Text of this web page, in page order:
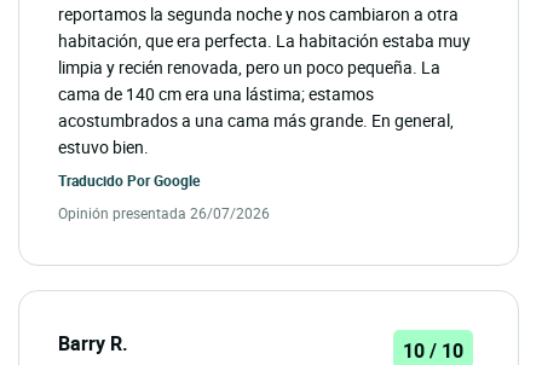
reportamos la segunda noche y nos cambiaron a otra
habitación, que era perfecta. La habitación estaba muy
limpia y recién renovada, pero un poco pequeña. La
cama de 140 cm era una lástima; estamos
acostumbrados a una cama más grande. En general,
estuvo bien.
Traducido PorGoogle
Opinión presentada 26/07/2026
Barry R. 10 / 10